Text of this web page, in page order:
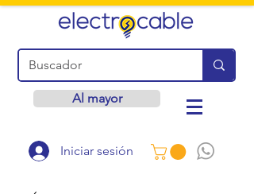
Al mayor
Iniciar sesión